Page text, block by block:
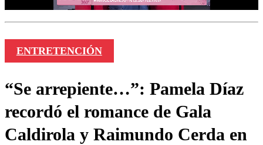
ENTRETENCIÓN
“Se arrepiente…”: Pamela Díaz
recordó el romance de Gala
Caldirola y Raimundo Cerda en